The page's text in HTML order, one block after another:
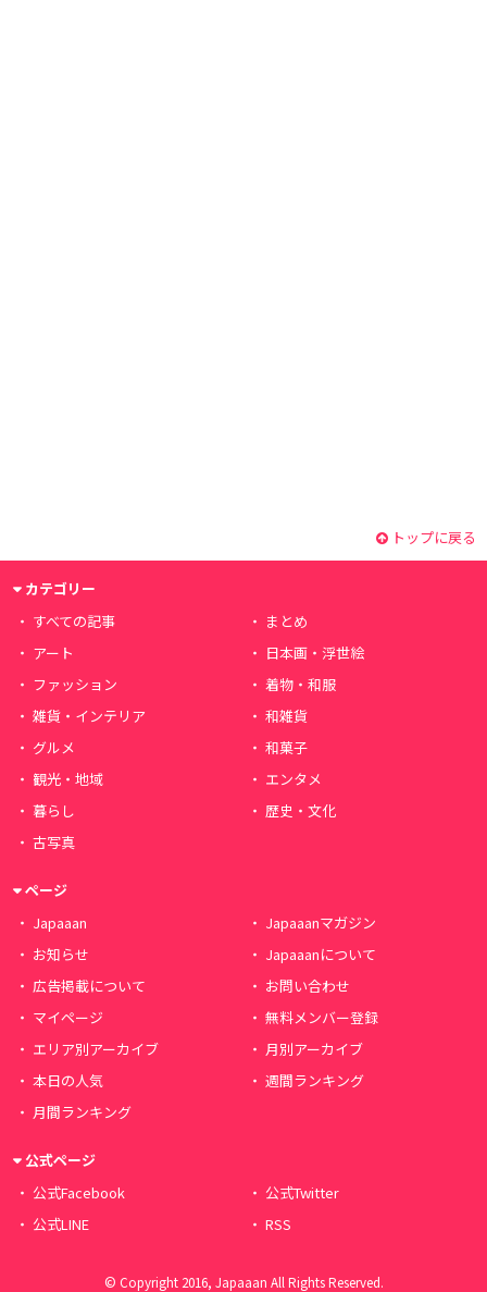
トップに戻る
カテゴリー
すべての記事
まとめ
アート
日本画・浮世絵
ファッション
着物・和服
雑貨・インテリア
和雑貨
グルメ
和菓子
観光・地域
エンタメ
暮らし
歴史・文化
古写真
ページ
Japaaan
Japaaanマガジン
お知らせ
Japaaanについて
広告掲載について
お問い合わせ
マイページ
無料メンバー登録
エリア別アーカイブ
月別アーカイブ
本日の人気
週間ランキング
月間ランキング
公式ページ
公式Facebook
公式Twitter
公式LINE
RSS
© Copyright 2016, Japaaan All Rights Reserved.